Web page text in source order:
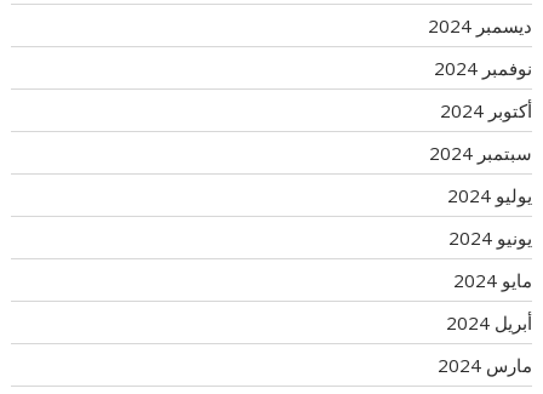
ديسمبر 2024
نوفمبر 2024
أكتوبر 2024
سبتمبر 2024
يوليو 2024
يونيو 2024
مايو 2024
أبريل 2024
مارس 2024